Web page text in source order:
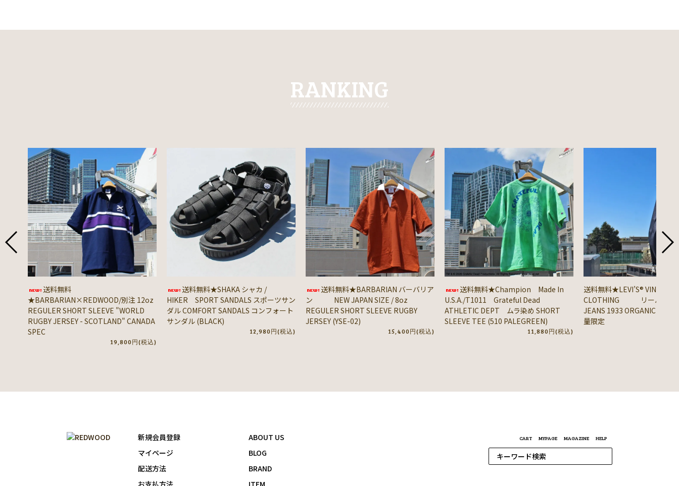
RANKING
送料無料
★BARBARIAN×REDWOOD/別注 12oz
REGULER SHORT SLEEVE "WORLD
RUGBY JERSEY - SCOTLAND" CANADA
SPEC
19,800円(税込)
送料無料★SHAKA シャカ /
HIKER SPORT SANDALS スポーツサン
ダル COMFORT SANDALS コンフォート
サンダル (BLACK)
12,980円(税込)
送料無料★BARBARIAN バーバリア
ン NEW JAPAN SIZE / 8oz
REGULER SHORT SLEEVE RUGBY
JERSEY (YSE-02)
15,400円(税込)
送料無料★Champion Made In
U.S.A./T1011 Grateful Dead
ATHLETIC DEPT ムラ染め SHORT
SLEEVE TEE (510 PALEGREEN)
11,880円(税込)
送料無料★LEVI’S® VINTAGE
CLOTHING リーバイス®
JEANS 1933 ORGANIC
量限定
新規会員登録
マイページ
配送方法
ABOUT US
BLOG
BRAND
CART MYPAGE MAGAZINE HELP